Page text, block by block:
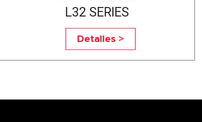
L32 SERIES
Detalles >